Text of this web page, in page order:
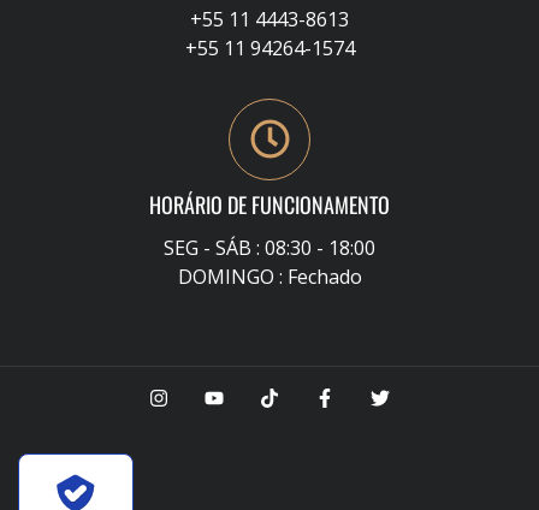
+55 11 4443-8613
+55 11 94264-1574
HORÁRIO DE FUNCIONAMENTO
SEG - SÁB : 08:30 - 18:00
DOMINGO : Fechado